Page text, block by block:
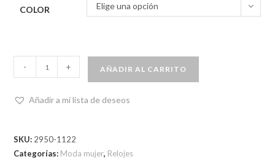
COLOR Elige una opción
- + AÑADIR AL CARRITO
Añadir a mi lista de deseos
SKU: 2950-1122
Categorías: Moda mujer, Relojes